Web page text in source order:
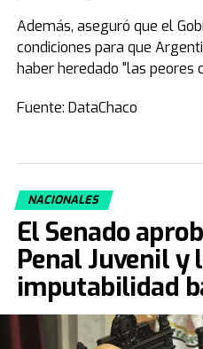
Además, aseguró que el
condiciones para que
haber heredado "las peores
Fuente: DataChaco
NACIONALES
El Senado
Penal Juvenil y
imputabilidad